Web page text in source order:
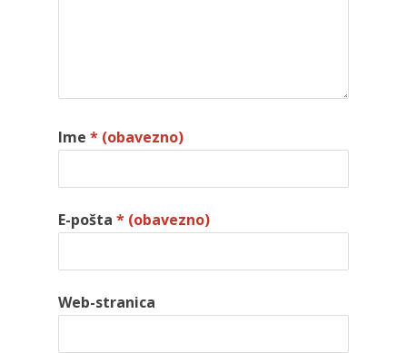
Ime * (obavezno)
E-pošta * (obavezno)
Web-stranica